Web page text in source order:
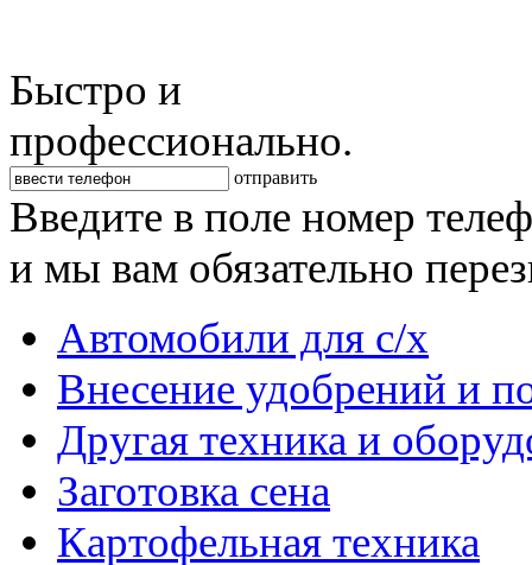
Быстро и
профессионально.
отправить
Введите в поле номер
и мы вам обязательно
Автомобили для с/х
Внесение удобрений и
Другая техника и
Заготовка сена
Картофельная техника